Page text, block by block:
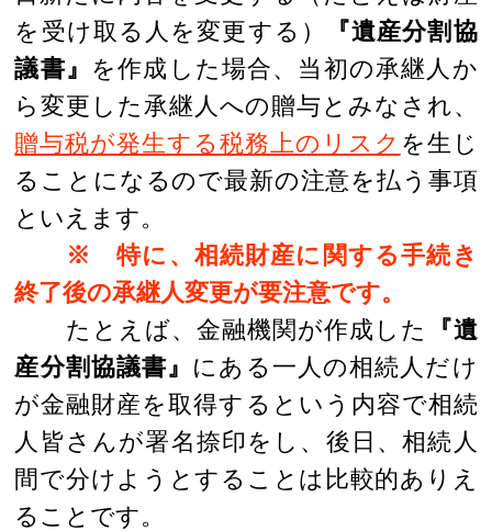
を受け取る人を変更する）
『遺産分割協
議書』 を作成した場合、当初の承継人か
ら変更した承継人への贈与とみなされ、
贈与税が発生する税務上のリスク を生じ
ることになるので最新の注意を払う事項
といえます。
※ 特に、相続財産に関する手続き
終了後の承継人変更が要注意です。
たとえば、金融機関が作成した
『遺
産分割協議書』 にある一人の相続人だけ
が金融財産を取得するという内容で相続
人皆さんが署名捺印をし、後日、相続人
間で分けようとすることは比較的ありえ
ることです。